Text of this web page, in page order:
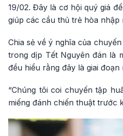
19/02. Đây là cơ hội quý giá
giúp các cầu thủ trẻ hòa
Chia sẻ về ý nghĩa của
trong dịp Tết Nguyên đán là
đều hiểu rằng đây là giai
“Chúng tôi coi chuyến tập
miếng đánh chiến thuật trước